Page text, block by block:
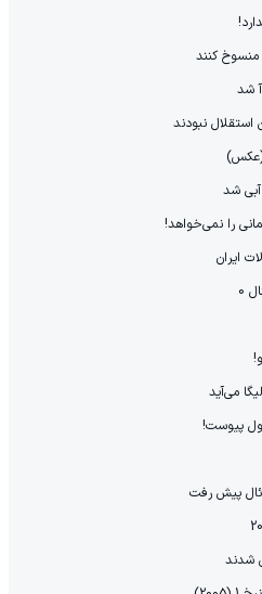
منسوخ کنند
شد
نبودند
شد
را نمی‌خواهد!
ایران
می‌آید
پیوست!
پیش رفت
شدند